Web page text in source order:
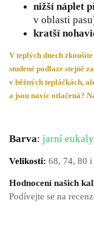
nižší náplet
v oblasti
kratší
V teplých dnech
studené podlaze stejně
v běžných tepláčkách,
a jsou navíc otlačená?
Barva: jarní
Velikosti: 68, 74, 80
Hodnocení našich
Podívejte se na